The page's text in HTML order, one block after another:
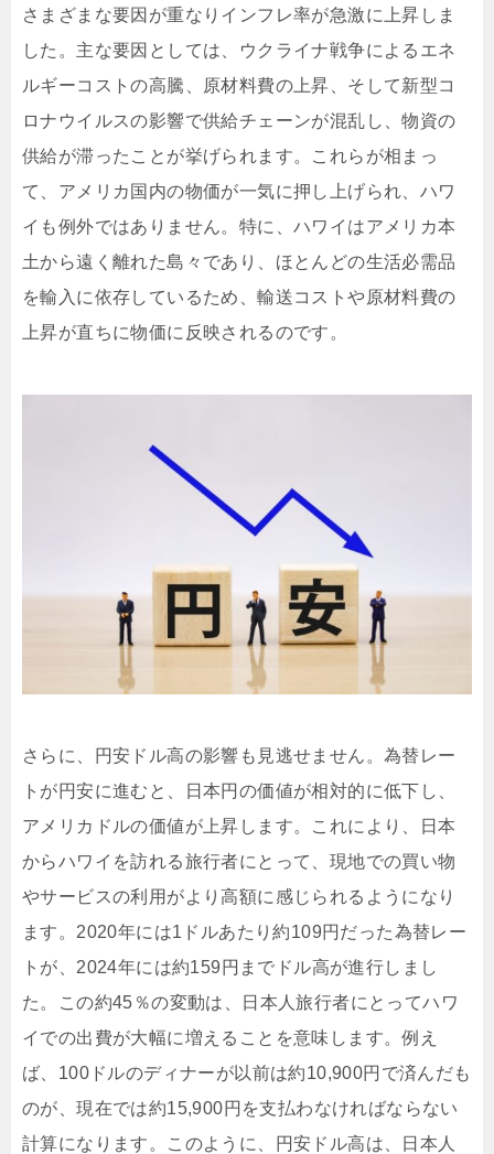
さまざまな要因が重なりインフレ率が急激に上昇しま
した。主な要因としては、ウクライナ戦争によるエネ
ルギーコストの高騰、原材料費の上昇、そして新型コ
ロナウイルスの影響で供給チェーンが混乱し、物資の
供給が滞ったことが挙げられます。これらが相まっ
て、アメリカ国内の物価が一気に押し上げられ、ハワ
イも例外ではありません。特に、ハワイはアメリカ本
土から遠く離れた島々であり、ほとんどの生活必需品
を輸入に依存しているため、輸送コストや原材料費の
上昇が直ちに物価に反映されるのです。
さらに、円安ドル高の影響も見逃せません。為替レー
トが円安に進むと、日本円の価値が相対的に低下し、
アメリカドルの価値が上昇します。これにより、日本
からハワイを訪れる旅行者にとって、現地での買い物
やサービスの利用がより高額に感じられるようになり
ます。2020年には1ドルあたり約109円だった為替レー
トが、2024年には約159円までドル高が進行しまし
た。この約45％の変動は、日本人旅行者にとってハワ
イでの出費が大幅に増えることを意味します。例え
ば、100ドルのディナーが以前は約10,900円で済んだも
のが、現在では約15,900円を支払わなければならない
計算になります。このように、円安ドル高は、日本人